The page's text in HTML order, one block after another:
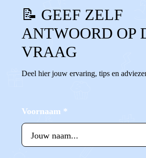
📝 GEEF ZELF
ANTWOORD OP
VRAAG
Deel hier jouw ervaring, tips en
Voornaam *